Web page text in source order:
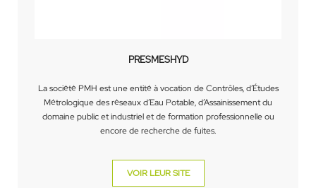
PRESMESHYD
La société PMH est une entité à vocation de Contrôles, d’Études
Métrologique des réseaux d’Eau Potable, d’Assainissement du
domaine public et industriel et de formation professionnelle ou
encore de recherche de fuites.
VOIR LEUR SITE